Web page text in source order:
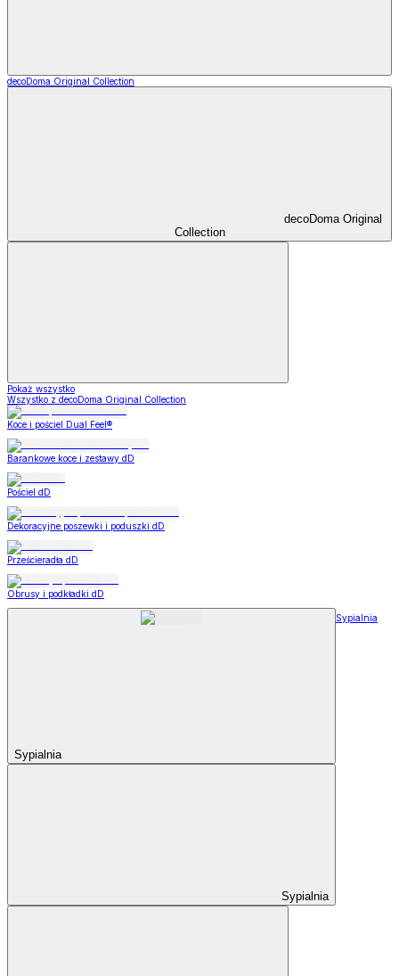
decoDoma Original Collection
decoDoma Original
Collection
Pokaż wszystko
Wszystko z decoDoma Original Collection
Koce i pościel Dual Feel®
Barankowe koce i zestawy dD
Pościel dD
Dekoracyjne poszewki i poduszki dD
Prześcieradła dD
Obrusy i podkładki dD
Sypialnia
Sypialnia
Sypialnia